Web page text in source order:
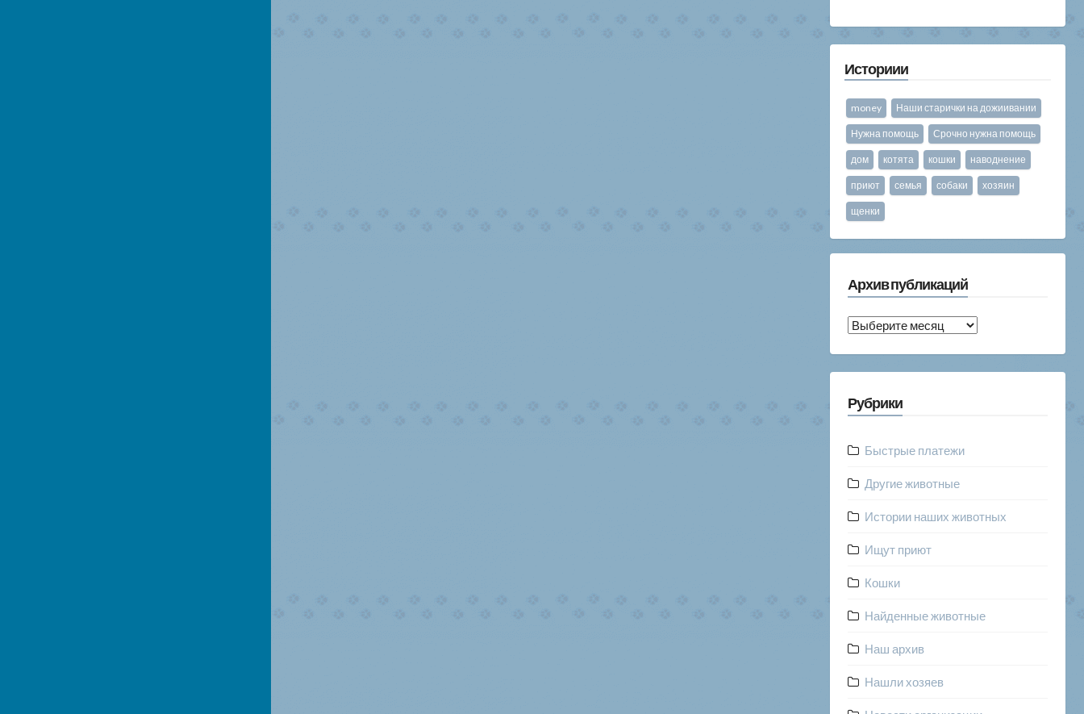
Историии
money Наши старички на дожиивании
Нужна помощь Срочно нужна помощь
дом котята кошки наводнение
приют семья собаки хозяин
щенки
Архив публикаций
Архив
Рубрики
Быстрые платежи
Другие животные
Истории наших животных
Ищут приют
Кошки
Найденные животные
Наш архив
Нашли хозяев